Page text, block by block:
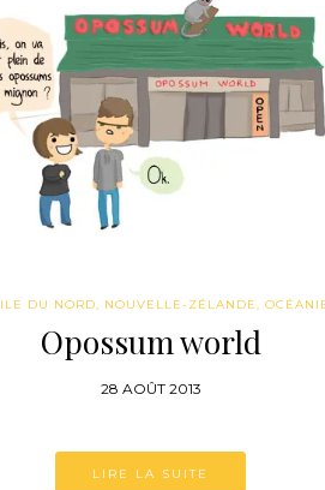
ILE DU NORD NOUVELLE-ZÉLANDE
Opossum world
28 AOÛT 2013
LIRE LA SUITE